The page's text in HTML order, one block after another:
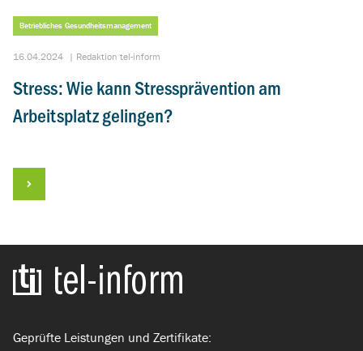
Betriebliches Gesundheitsmanagement
16.04.2024 | Redaktion tel-inform
Stress: Wie kann Stressprävention am
Arbeitsplatz gelingen?
Zur Startseite
Geprüfte Leistungen und Zertifikate: